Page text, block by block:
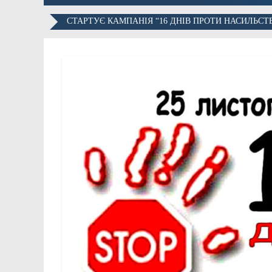
СТАРТУЄ КАМПАНІЯ “16 ДНІВ ПРОТИ